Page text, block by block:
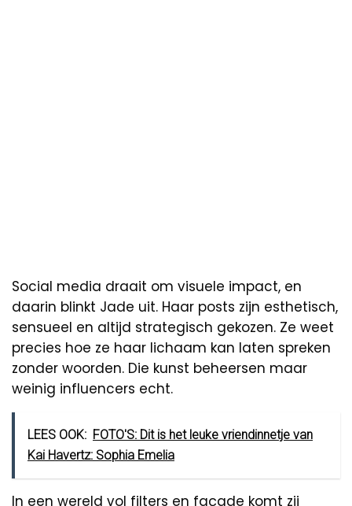
Social media draait om visuele impact, en
daarin blinkt Jade uit. Haar posts zijn esthetisch,
sensueel en altijd strategisch gekozen. Ze weet
precies hoe ze haar lichaam kan laten spreken
zonder woorden. Die kunst beheersen maar
weinig influencers echt.
LEES OOK: FOTO'S: Dit is het leuke vriendinnetje van
Kai Havertz: Sophia Emelia
In een wereld vol filters en façade komt zij